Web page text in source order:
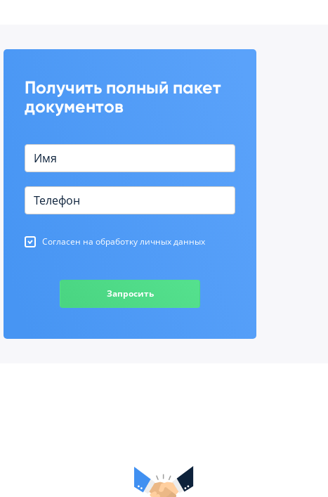
Получить полный пакет
документов
Согласен на обработку личных данных
Запросить